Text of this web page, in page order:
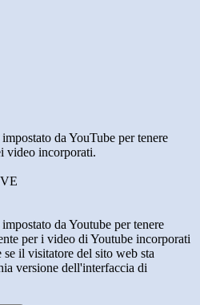
da YouTube per tenere
video incorporati.
da Youtube per tenere
per i video di Youtube incorporati
il visitatore del sito web sta
versione dell'interfaccia di